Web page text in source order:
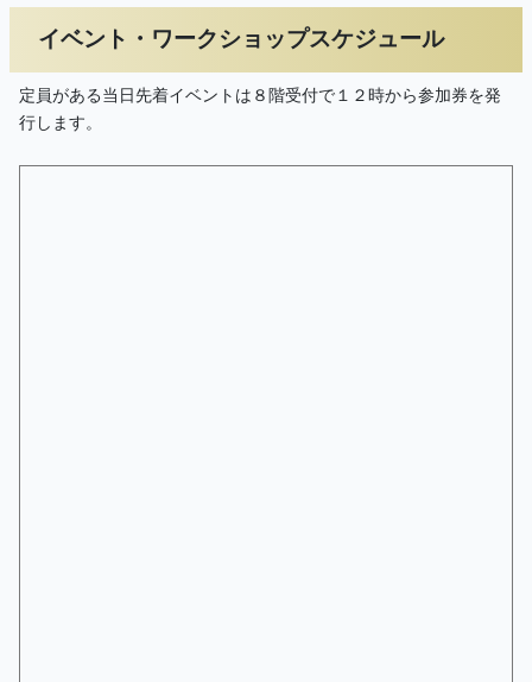
イベント・ワークショップスケジュール
定員がある当日先着イベントは８階受付で１２時から参加券を発
行します。